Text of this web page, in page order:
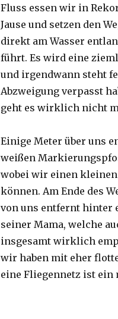
Fluss essen wir in
Jause und setzen den
direkt am Wasser
führt. Es wird eine
und irgendwann steht
Abzweigung verpasst
geht es wirklich nicht
Einige Meter über uns
weißen
wobei wir einen kleinen
können. Am Ende des
von uns entfernt hinter
seiner Mama, welche
insgesamt wirklich
wir haben mit eher
eine Fliegennetz ist ein